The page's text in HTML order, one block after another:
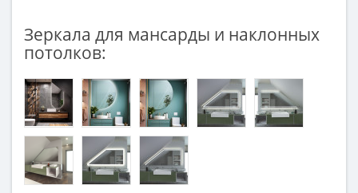
Зеркала для мансарды и наклонных
потолков: